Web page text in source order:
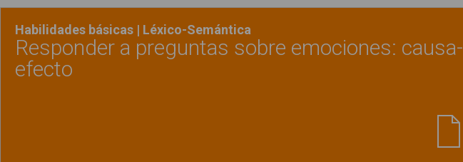
Habilidades básicas | Léxico-Semántica
Responder a preguntas sobre emociones: causa-
efecto